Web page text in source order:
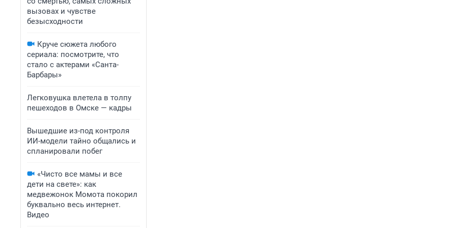
вызовах и чувстве
безысходности
Круче сюжета любого
сериала: посмотрите, что
стало с актерами «Санта-
Барбары»
Легковушка влетела в толпу
пешеходов в Омске — кадры
Вышедшие из-под контроля
ИИ-модели тайно общались и
спланировали побег
«Чисто все мамы и все
дети на свете»: как
медвежонок Момота покорил
буквально весь интернет.
Видео